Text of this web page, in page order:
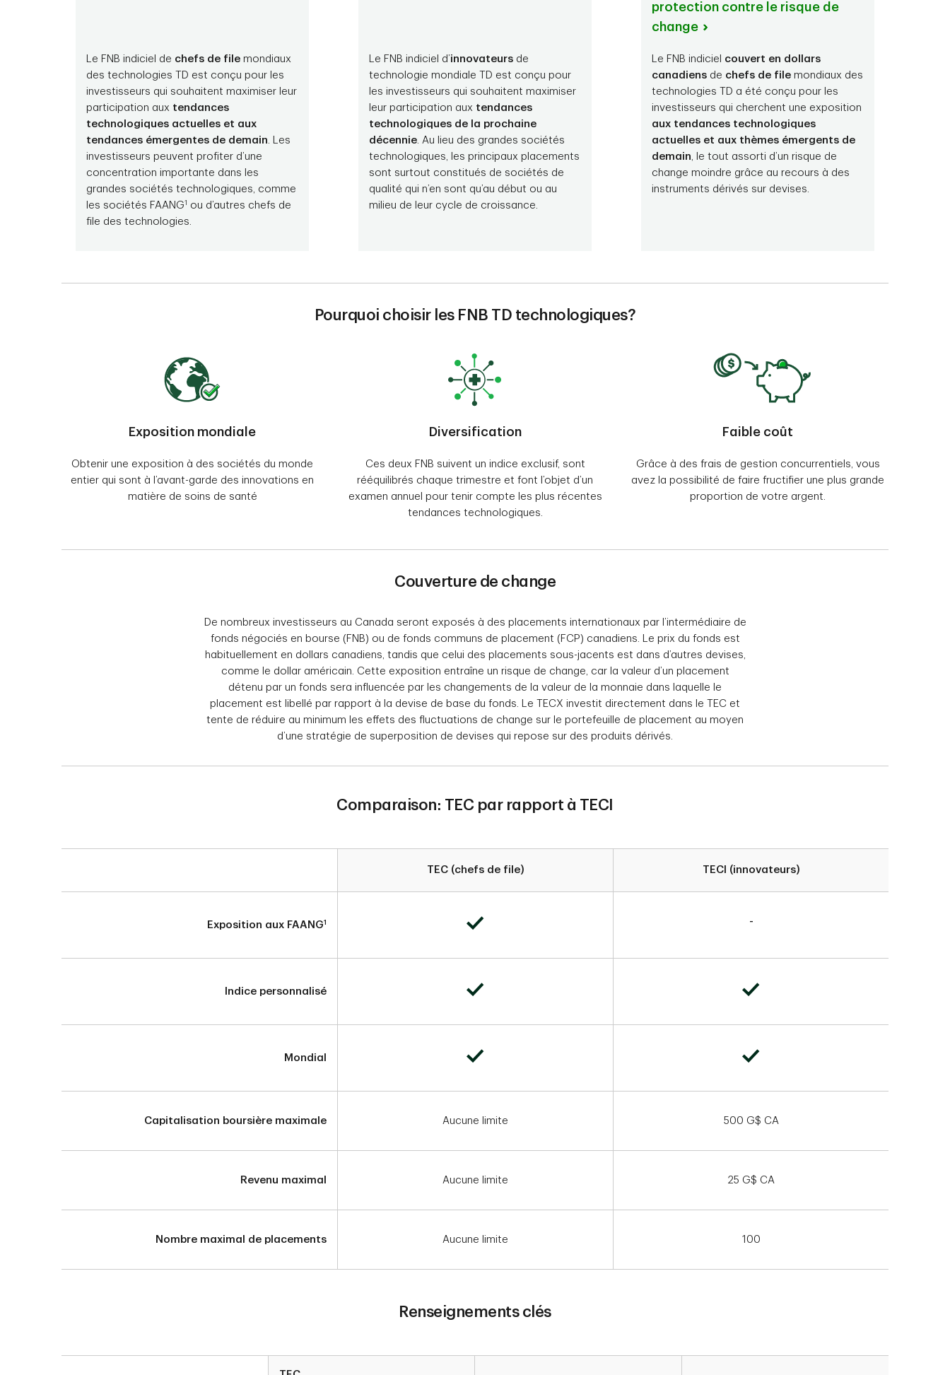
Le FNB indiciel de chefs de file mondiaux
des technologies TD est conçu pour les
investisseurs qui souhaitent maximiser leur
participation aux tendances
technologiques actuelles et aux
tendances émergentes de demain. Les
investisseurs peuvent profiter d’une
concentration importante dans les
grandes sociétés technologiques, comme
les sociétés FAANG1
ou d’autres chefs de
file des technologies.
Le FNB indiciel d’innovateurs de
technologie mondiale TD est conçu pour
les investisseurs qui souhaitent maximiser
leur participation aux tendances
technologiques de la prochaine
décennie. Au lieu des grandes sociétés
technologiques, les principaux placements
sont surtout constitués de sociétés de
qualité qui n’en sont qu’au début ou au
milieu de leur cycle de croissance.
protection contre le risque de
change
Le FNB indiciel couvert en dollars
canadiens de chefs de file mondiaux des
technologies TD a été conçu pour les
investisseurs qui cherchent une exposition
aux tendances technologiques
actuelles et aux thèmes émergents de
demain, le tout assorti d’un risque de
change moindre grâce au recours à des
instruments dérivés sur devises.
Pourquoi choisir les FNB TD technologiques?
Exposition mondiale
Obtenir une exposition à des sociétés du monde
entier qui sont à l’avant-garde des innovations en
matière de soins de santé
Diversification
Ces deux FNB suivent un indice exclusif, sont
rééquilibrés chaque trimestre et font l’objet d’un
examen annuel pour tenir compte les plus récentes
tendances technologiques.
Faible coût
Grâce à des frais de gestion concurrentiels, vous
avez la possibilité de faire fructifier une plus grande
proportion de votre argent.
Couverture de change
De nombreux investisseurs au Canada seront exposés à des placements internationaux par l’intermédiaire de
fonds négociés en bourse (FNB) ou de fonds communs de placement (FCP) canadiens. Le prix du fonds est
habituellement en dollars canadiens, tandis que celui des placements sous-jacents est dans d’autres devises,
comme le dollar américain. Cette exposition entraîne un risque de change, car la valeur d’un placement
détenu par un fonds sera influencée par les changements de la valeur de la monnaie dans laquelle le
placement est libellé par rapport à la devise de base du fonds. Le TECX investit directement dans le TEC et
tente de réduire au minimum les effets des fluctuations de change sur le portefeuille de placement au moyen
d’une stratégie de superposition de devises qui repose sur des produits dérivés.
Comparaison: TEC par rapport à TECI
TEC (chefs de file) TECI (innovateurs)
Exposition aux FAANG1 -
Indice personnalisé
Mondial
Capitalisation boursière maximale Aucune limite 500 G$ CA
Revenu maximal Aucune limite 25 G$ CA
Nombre maximal de placements Aucune limite 100
Renseignements clés